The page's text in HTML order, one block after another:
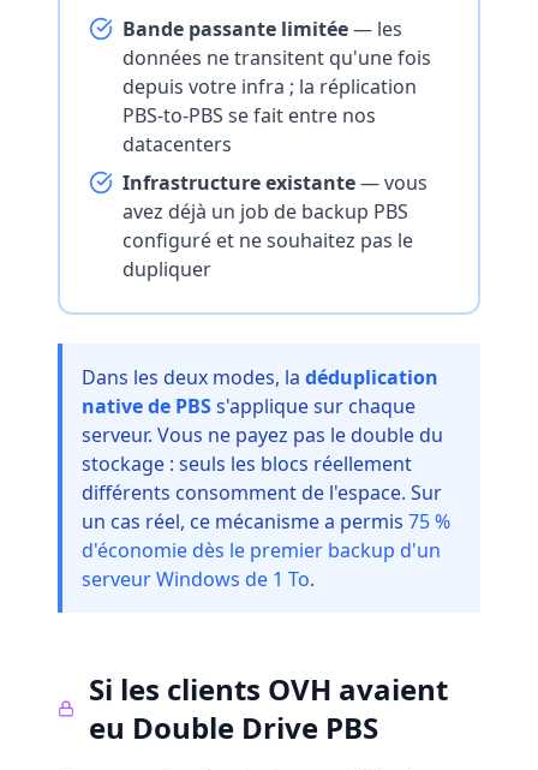
Bande passante limitée— les
données ne transitent qu'une fois
depuis votre infra ; la réplication
PBS-to-PBS se fait entre nos
datacenters
Infrastructure existante— vous
avez déjà un job de backup PBS
configuré et ne souhaitez pas le
dupliquer
Dans les deux modes, la déduplication
native de PBSs'applique sur chaque
serveur. Vous ne payez pas le double du
stockage : seuls les blocs réellement
différents consomment de l'espace. Sur
un cas réel, ce mécanisme a permis 75 %
d'économie dès le premier backup d'un
serveur Windows de 1 To.
Si les clients OVH avaient
eu Double Drive PBS